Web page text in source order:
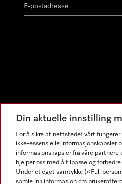
Din aktuelle innstilling
For å sikre at nettstedet vårt
ikke-essensielle informasjonskapsler
informasjonskapsler fra våre
hjelper oss med å tilpasse og
Under et eget samtykke («Full
samle inn informasjon om